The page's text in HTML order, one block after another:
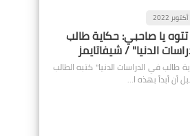
يا صاحبي: حكاية طالب
الدنيا" / شيفاتايمز
طالب في الدراسات الدنيا" كتبه الطالب
أن أبدأ بهذه ا…